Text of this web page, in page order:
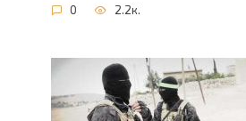
0 2.2к.